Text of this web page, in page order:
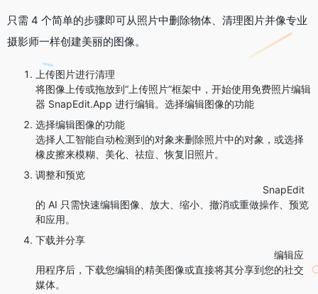
只需 4 个简单的步骤即可从照片中删除物体、清理图片并像专业
摄影师一样创建美丽的图像。
上传图片进行清理
将图像上传或拖放到“上传照片”框架中，开始使用免费照片编辑
器 SnapEdit.App 进行编辑。选择编辑图像的功能
选择编辑图像的功能
选择人工智能自动检测到的对象来删除照片中的对象，或选择
橡皮擦来模糊、美化、祛痘、恢复旧照片。
调整和预览
SnapEdit
的 AI 只需快速编辑图像、放大、缩小、撤消或重做操作、预览
和应用。
下载并分享
编辑应
用程序后，下载您编辑的精美图像或直接将其分享到您的社交
媒体。